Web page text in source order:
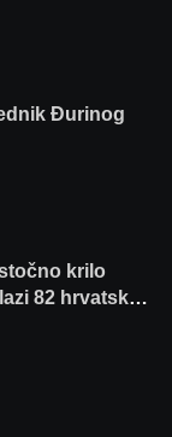
Đurinog
krilo
82 hrvatska